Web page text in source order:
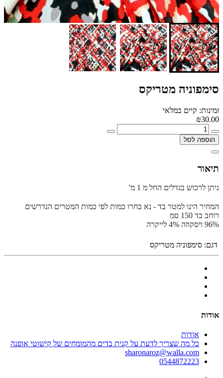
סימפוניה מטריקס
זמינות: קיים במלאי
₪30.00
הוספה לסל
תיאור
ניתן לרכוש בגדלים החל מ 1 מ'
המחיר הינו למטר בד - נא בחרו כמות לפי כמות המטרים הנדרשים
רוחב בד 150 סמ
96% ויסקוזה 4% לייקרה
דגם: סימפוניה מטריקס
אודות
אודות
כל מה שצריך לדעת על קנית בדים מהמומחים של קישוטי אופנה
sharonaroz@walla.com
0544872223